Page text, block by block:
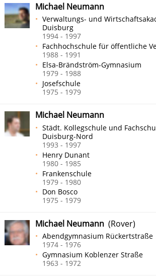
Michael Neumann
Verwaltungs- und
Duisburg
1994 - 1997
Fachhochschule für öffentliche
1988 - 1991
Elsa-Brändström-Gymnasium
1979 - 1988
Josefschule
1975 - 1979
Michael Neumann
Städt. Kollegschule und
Duisburg-Nord
1993 - 1997
Henry Dunant
1980 - 1985
Frankenschule
1979 - 1980
Don Bosco
1975 - 1979
Michael Neumann (Rover)
Abendgymnasium Rückertstraße
1974 - 1976
Gymnasium Koblenzer Straße
1963 - 1972